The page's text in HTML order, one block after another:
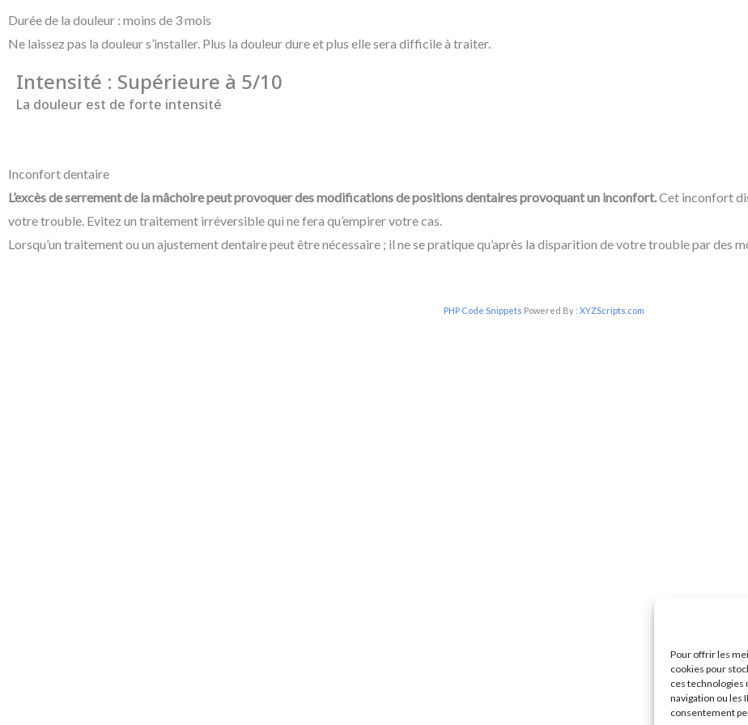
Pour offrir les
cookies pour
ces technologies
navigation ou les
consentement
Durée de la douleur : moins de 3 mois
Ne laissez pas la douleur s’installer. Plus la douleur dure et plus elle sera difficile à traiter.
Intensité : Supérieure à 5/10
La douleur est de forte intensité
Inconfort dentaire​
L’excès de serrement de la mâchoire peut provoquer des modifications de positions dentaires provoquant un inconfort.Cet inconfort
votre trouble. Evitez un traitement irréversible qui ne fera qu’empirer votre cas.
Lorsqu’un traitement ou un ajustement dentaire peut être nécessaire ; il ne se pratique qu’après la disparition de votre trouble par des
PHP Code Snippets Powered By : XYZScripts.com